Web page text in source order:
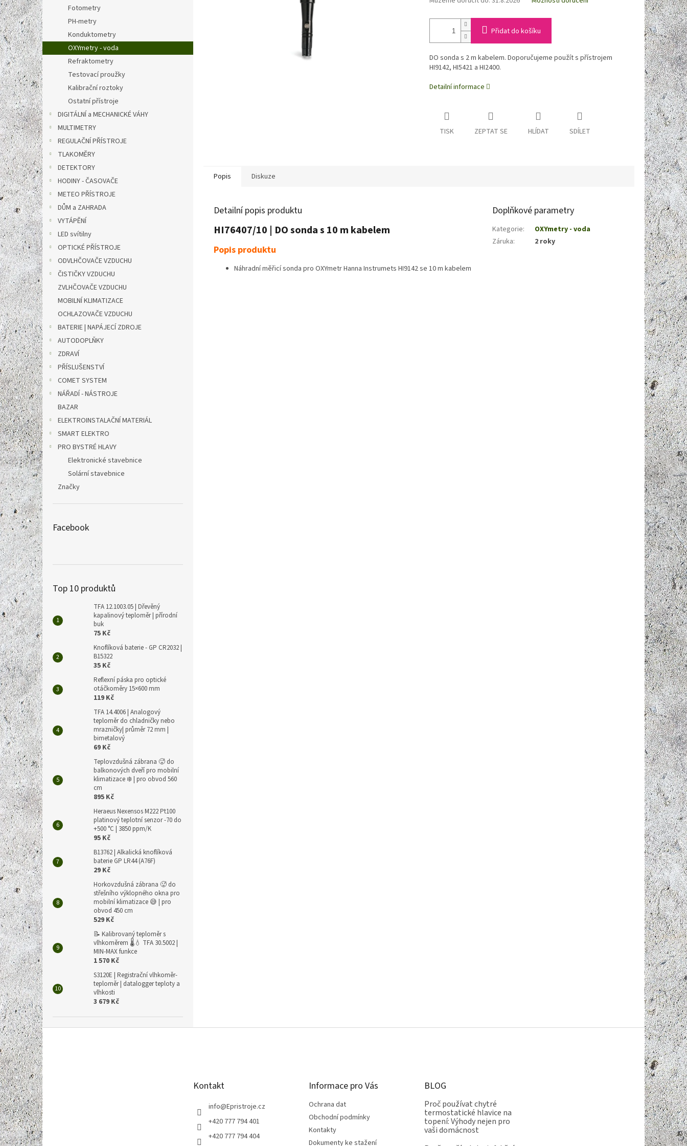
e
l
Fotometry
PH-metry
Konduktometry
OXYmetry - voda
Refraktometry
Testovací proužky
Kalibrační roztoky
Ostatní přístroje
DIGITÁLNÍ a MECHANICKÉ VÁHY
MULTIMETRY
REGULAČNÍ PŘÍSTROJE
TLAKOMĚRY
DETEKTORY
HODINY - ČASOVAČE
METEO PŘÍSTROJE
DŮM a ZAHRADA
VYTÁPĚNÍ
LED svítilny
OPTICKÉ PŘÍSTROJE
ODVLHČOVAČE VZDUCHU
ČISTIČKY VZDUCHU
ZVLHČOVAČE VZDUCHU
MOBILNÍ KLIMATIZACE
OCHLAZOVAČE VZDUCHU
BATERIE | NAPÁJECÍ ZDROJE
AUTODOPLŇKY
ZDRAVÍ
PŘÍSLUŠENSTVÍ
COMET SYSTEM
NÁŘADÍ - NÁSTROJE
BAZAR
ELEKTROINSTALAČNÍ MATERIÁL
SMART ELEKTRO
PRO BYSTRÉ HLAVY
Elektronické stavebnice
Solární stavebnice
Značky
Facebook
Top 10 produktů
TFA 12.1003.05 | Dřevěný
kapalinový teploměr | přírodní
buk
75 Kč
Knoflíková baterie - GP CR2032 |
B15322
35 Kč
Reflexní páska pro optické
otáčkoměry 15×600 mm
119 Kč
TFA 14.4006 | Analogový
teploměr do chladničky nebo
mrazničky| průměr 72 mm |
bimetalový
69 Kč
Teplovzdušná zábrana 🥵 do
balkonových dveří pro mobilní
klimatizace ❄️ | pro obvod 560
cm
895 Kč
Heraeus Nexensos M222 Pt100
platinový teplotní senzor -70 do
+500 °C | 3850 ppm/K
95 Kč
B13762 | Alkalická knoflíková
baterie GP LR44 (A76F)
29 Kč
Horkovzdušná zábrana 🥵 do
střešního výklopného okna pro
mobilní klimatizace 😅 | pro
obvod 450 cm
529 Kč
📝 Kalibrovaný teploměr s
vlhkoměrem 🌡️💧 TFA 30.5002 |
MIN-MAX funkce
1 570 Kč
S3120E | Registrační vlhkoměr-
teploměr | datalogger teploty a
vlhkosti
3 679 Kč
Přidat do košíku
DO sonda s 2 m kabelem. Doporučujeme použít s přístrojem
HI9142, HI5421 a HI2400.
Detailní informace
TISK ZEPTAT SE HLÍDAT SDÍLET
Popis Diskuze
Detailní popis produktu
HI76407/10 | DO sonda s 10 m kabelem
Popis produktu
Náhradní měřicí sonda pro OXYmetr Hanna Instrumets HI9142 se 10 m kabelem
Doplňkové parametry
Kategorie:
OXYmetry - voda
Záruka: 2 roky
Z
á
p
a
t
í Kontakt
info@Epristroje.cz
+420 777 794 401
+420 777 794 404
Informace pro Vás
Ochrana dat
Obchodní podmínky
Kontakty
Dokumenty ke stažení
BLOG
Proč používat chytré
termostatické hlavice na
topení: Výhody nejen pro
vaši domácnost